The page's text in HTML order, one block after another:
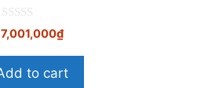
0
n
à
7,001,000₫
to cart